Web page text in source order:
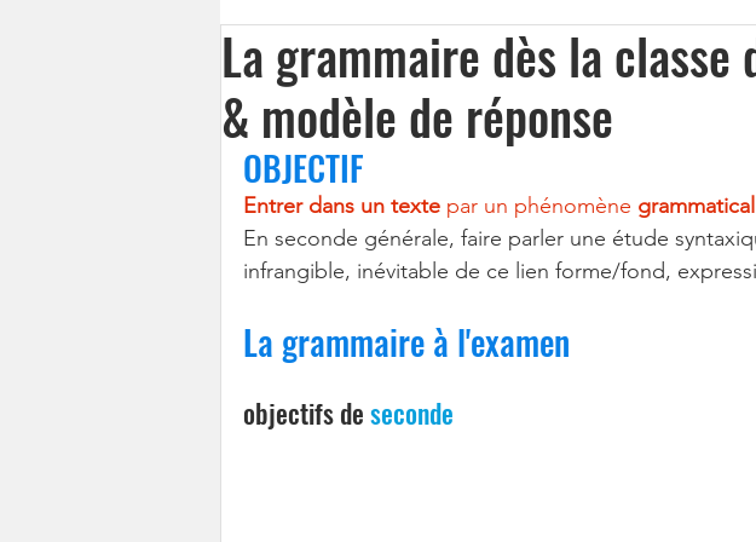
La grammaire dès la classe
& modèle de réponse
OBJECTIF
Entrer dans un texte par un phénomène grammatical
En seconde générale, faire parler une étude
infrangible, inévitable de ce lien forme/fond,
La grammaire à l'examen
objectifs de seconde